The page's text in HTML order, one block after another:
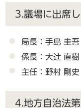
3.議場に出席
局長：手島 圭吾
係長：大辻 直樹
主任：野村 剛史
4.地方自治法